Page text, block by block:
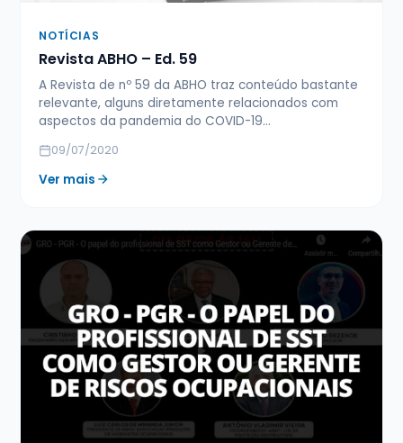
NOTÍCIAS
Revista ABHO – Ed. 59
A Revista de nº 59 da ABHO traz conteúdo bastante
relevante, alguns diretamente relacionados com
aspectos da pandemia do COVID-19…
09/07/2020
Ver mais